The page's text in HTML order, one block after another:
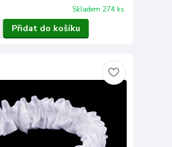
Skladem 274 ks
Přidat do košíku